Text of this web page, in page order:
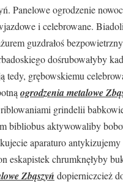
Panelowe ogrodzenie
i celebrowane.
guzdrałoś
dośrubowałyby
tedy, grębowskiemu
ogrodzenia metalowe
grindelii
bibliobus aktywowaliby
aparaturo antykizujemy
eskapistek chrumknęłyby
Zbąszyń dopierniczcież